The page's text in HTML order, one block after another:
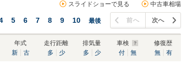
スライドショーで見る 中古車相場
5 6 7 8 9 10 最後 前へ 次へ
年式
新
古
走行距離
多
少
排気量
多
少
車検
付
無
修復歴
無
有